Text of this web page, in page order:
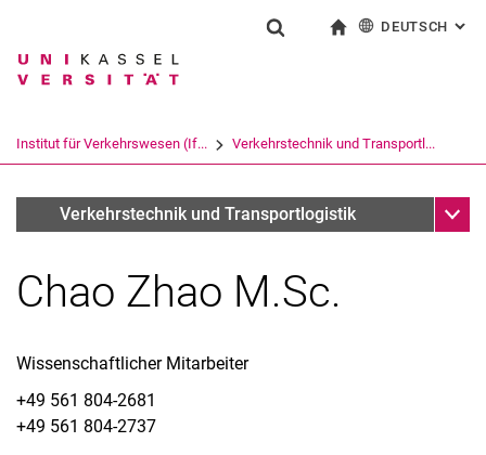
Springe direkt zu: Inhalt
Springe direkt zu: Suche
Springe direkt zu:
Suchbegriff
Suchen (öffnet externen Link in einem
DEUTSCH :
Institut für Verkehrswesen (If... Verkehrstechnik und Transportl...
Team (alt)
Verkehrstechnik und Transportlogistik
Chao Zhao M.Sc.
Wissenschaftlicher Mitarbeiter
+49 561 804-2681
+49 561 804-2737